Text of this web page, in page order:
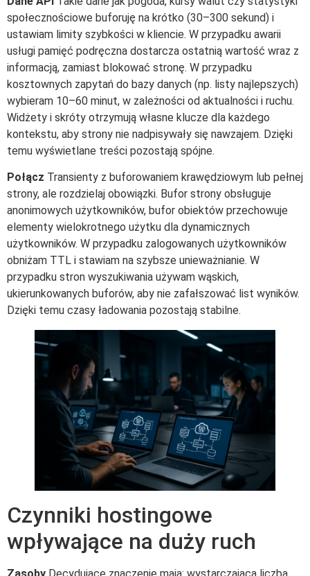
społecznościowe buforuję na krótko (30–300 sekund) i
ustawiam limity szybkości w kliencie. W przypadku awarii
usługi pamięć podręczna dostarcza ostatnią wartość wraz z
informacją, zamiast blokować stronę. W przypadku
kosztownych zapytań do bazy danych (np. listy najlepszych)
wybieram 10–60 minut, w zależności od aktualności i ruchu.
Widżety i skróty otrzymują własne klucze dla każdego
kontekstu, aby strony nie nadpisywały się nawzajem. Dzięki
temu wyświetlane treści pozostają spójne.
Połącz Transienty z buforowaniem krawędziowym lub pełnej
strony, ale rozdzielaj obowiązki. Bufor strony obsługuje
anonimowych użytkowników, bufor obiektów przechowuje
elementy wielokrotnego użytku dla dynamicznych
użytkowników. W przypadku zalogowanych użytkowników
obniżam TTL i stawiam na szybsze unieważnianie. W
przypadku stron wyszukiwania używam wąskich,
ukierunkowanych buforów, aby nie zafałszować list wyników.
Dzięki temu czasy ładowania pozostają stabilne.
Czynniki hostingowe
wpływające na duży ruch